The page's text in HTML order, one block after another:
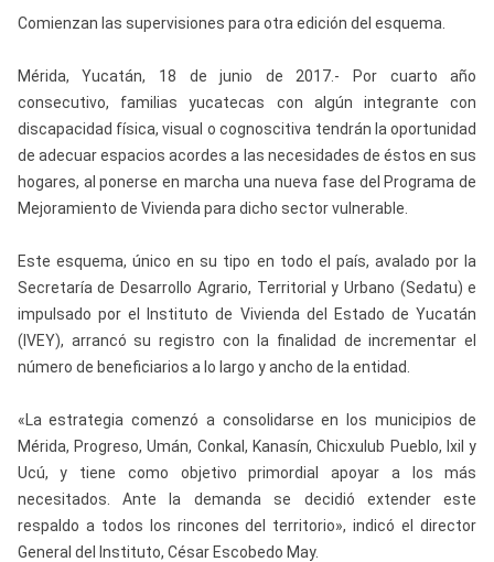
Comienzan las supervisiones para otra edición del esquema.
Mérida, Yucatán, 18 de junio de 2017.- Por cuarto año
consecutivo, familias yucatecas con algún integrante con
discapacidad física, visual o cognoscitiva tendrán la oportunidad
de adecuar espacios acordes a las necesidades de éstos en sus
hogares, al ponerse en marcha una nueva fase del Programa de
Mejoramiento de Vivienda para dicho sector vulnerable.
Este esquema, único en su tipo en todo el país, avalado por la
Secretaría de Desarrollo Agrario, Territorial y Urbano (Sedatu) e
impulsado por el Instituto de Vivienda del Estado de Yucatán
(IVEY), arrancó su registro con la finalidad de incrementar el
número de beneficiarios a lo largo y ancho de la entidad.
«La estrategia comenzó a consolidarse en los municipios de
Mérida, Progreso, Umán, Conkal, Kanasín, Chicxulub Pueblo, Ixil y
Ucú, y tiene como objetivo primordial apoyar a los más
necesitados. Ante la demanda se decidió extender este
respaldo a todos los rincones del territorio», indicó el director
General del Instituto, César Escobedo May.